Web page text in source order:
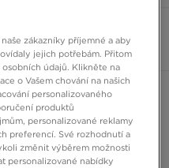
Filtrovat
zákazníky příjemné a aby
jejich potřebám. Přitom
údajů. Klikněte na
o Vašem chování na našich
personalizovaného
produktů
personalizované reklamy
preferencí. Své rozhodnutí a
změnit výběrem možnosti
personalizované nabídky